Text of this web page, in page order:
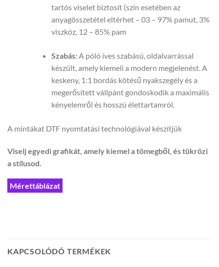
tartós viselet biztosít (szín esetében az
anyagösszetétel eltérhet – 03 – 97% pamut, 3%
viszkóz, 12 – 85% pam
Szabás:A póló íves szabású, oldalvarrással
készült, amely kiemeli a modern megjelenést. A
keskeny, 1:1 bordás kötésű nyakszegély és a
megerősített vállpánt gondoskodik a maximális
kényelemről és hosszú élettartamról.
A mintákat DTF nyomtatási technológiával készítjük
Viselj egyedi grafikát, amely kiemel a tömegből, és tükrözi
a stílusod.
Mérettáblázat
KAPCSOLÓDÓ TERMÉKEK